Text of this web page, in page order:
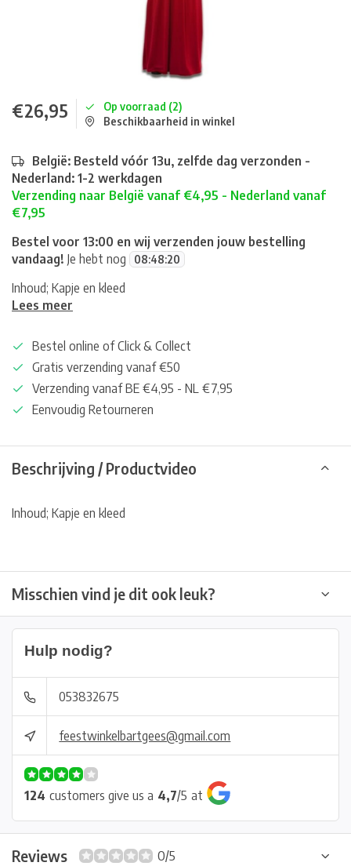
€26,95
Op voorraad (2)
Beschikbaarheid in winkel
België: Besteld vóór 13u, zelfde dag verzonden -
Nederland: 1-2 werkdagen
Verzending naar België vanaf €4,95 - Nederland vanaf
€7,95
Bestel voor 13:00 en wij verzenden jouw bestelling
vandaag! Je hebt nog 08:48:20
Inhoud; Kapje en kleed
Lees meer
Bestel online of Click & Collect
Gratis verzending vanaf €50
Verzending vanaf BE €4,95 - NL €7,95
Eenvoudig Retourneren
Beschrijving / Productvideo
Inhoud; Kapje en kleed
Misschien vind je dit ook leuk?
Hulp nodig?
053832675
feestwinkelbartgees@gmail.com
124 customers give us a 4,7/5 at
Reviews
0/5